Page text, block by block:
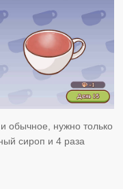
обычное, нужно только
сироп и 4 раза